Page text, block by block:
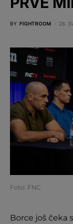
BY FIGHTROOM 26.
Foto: FNC
​Borce još čeka